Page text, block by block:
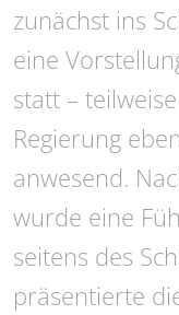
zunächst ins
eine
statt –
Regierung
anwesend.
wurde eine
seitens des
präsentierte